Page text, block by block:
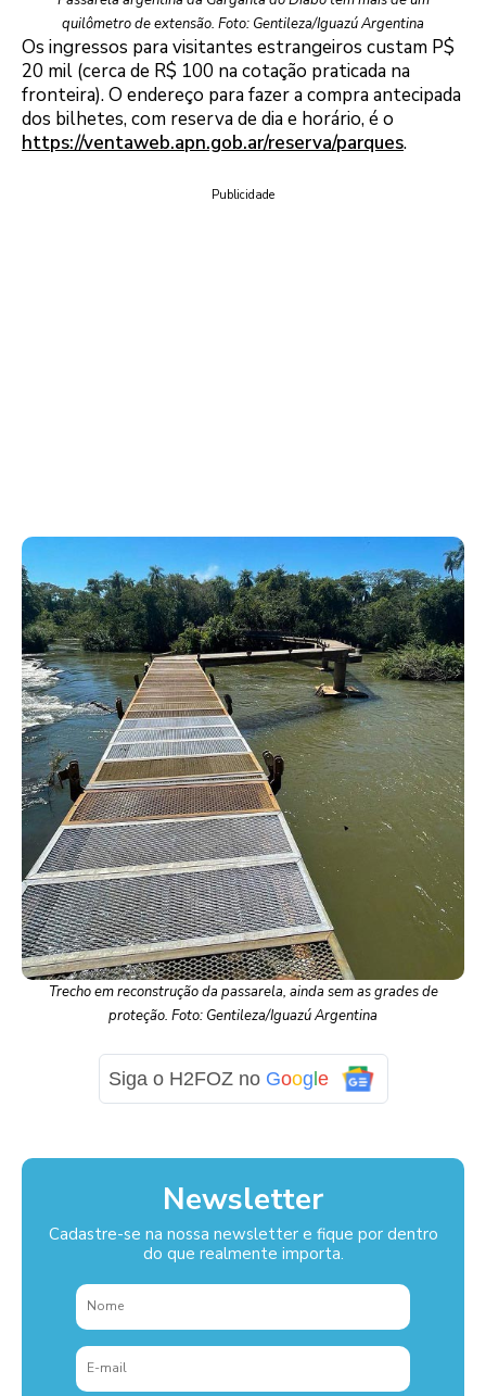
quilômetro de extensão. Foto: Gentileza/Iguazú Argentina
Os ingressos para visitantes estrangeiros custam P$
20 mil (cerca de R$ 100 na cotação praticada na
fronteira). O endereço para fazer a compra antecipada
dos bilhetes, com reserva de dia e horário, é o
https://ventaweb.apn.gob.ar/reserva/parques.
Publicidade
Trecho em reconstrução da passarela, ainda sem as grades de
proteção. Foto: Gentileza/Iguazú Argentina
Siga o H2FOZ no Goog e
Newsletter
Cadastre-se na nossa newsletter e fique por dentro
do que realmente importa.